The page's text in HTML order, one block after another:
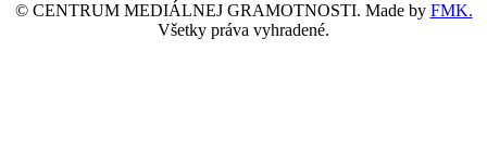
© CENTRUM MEDIÁLNEJ GRAMOTNOSTI. Made by FMK.
Všetky práva vyhradené.